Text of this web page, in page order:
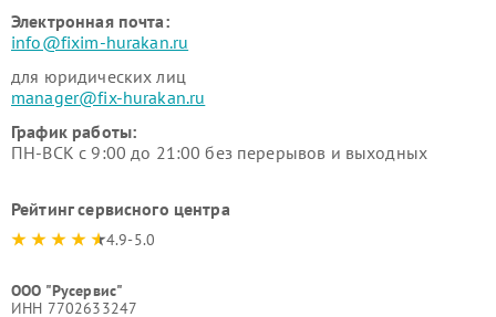
Электронная почта:
info@fixim-hurakan.ru
для юридических лиц
manager@fix-hurakan.ru
График работы:
ПН-ВСК с 9:00 до 21:00 без перерывов и выходных
Рейтинг сервисного центра
4.9-5.0
ООО "Русервис"
ИНН 7702633247